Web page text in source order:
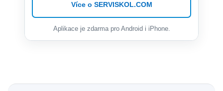
Více o SERVISKOL.COM
Aplikace je zdarma pro Android i iPhone.